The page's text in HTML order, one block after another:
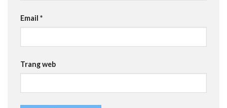
Email *
Trang web